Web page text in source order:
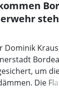
Dominik
um
Die